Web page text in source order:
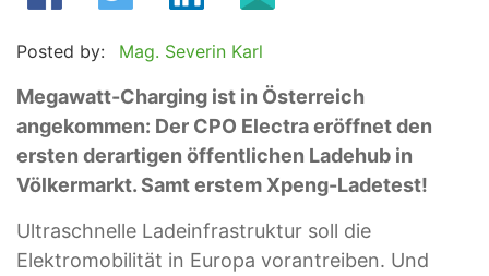
Posted by: Mag. Severin Karl
Megawatt-Charging ist in Österreich
angekommen: Der CPO Electra eröffnet den
ersten derartigen öffentlichen Ladehub in
Völkermarkt. Samt erstem Xpeng-Ladetest!
Ultraschnelle Ladeinfrastruktur soll die
Elektromobilität in Europa vorantreiben. Und